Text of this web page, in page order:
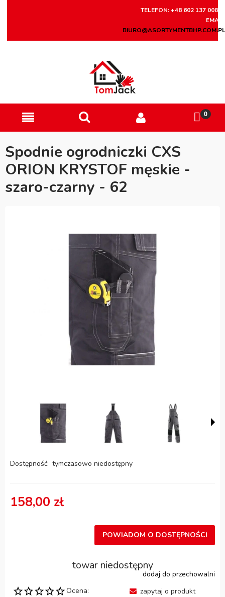
TELEFON: +48 602 137 008
EMAIL:
BIURO@ASORTYMENTBHP.COM.PL
Spodnie ogrodniczki CXS
ORION KRYSTOF męskie -
szaro-czarny - 62
Dostępność: tymczasowo niedostępny
158,00 zł
POWIADOM O DOSTĘPNOŚCI
towar niedostępny
dodaj do przechowalni
Ocena:
zapytaj o produkt